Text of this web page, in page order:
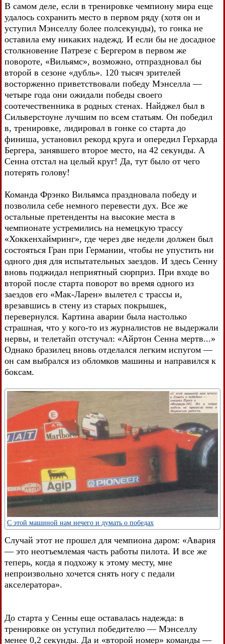
В самом деле, если в тренировке чемпиону мира еще
удалось сохранить место в первом ряду (хотя он и
уступил Мэнселлу более полсекунды), то гонка не
оставила ему никаких надежд. И если бы не досадное
столкновение Патрезе с Бергером в первом же
повороте, «Вильямс», возможно, отпраздновал бы
второй в сезоне «дубль». 120 тысяч зрителей
восторженно приветствовали победу Мэнселла —
четыре года они ожидали победы своего
соотечественника в родных стенах. Найджел был в
Сильверстоуне лучшим по всем статьям. Он победил
в, тренировке, лидировал в гонке со старта до
финиша, установил рекорд круга и опередил Герхарда
Бергера, занявшего второе место, на 42 секунды. А
Сенна отстал на целый круг! Да, тут было от чего
потерять голову!
Команда Фрэнко Вильямса праздновала победу и
позволила себе немного перевести дух. Все же
остальные претенденты на высокие места в
чемпионате устремились на немецкую трассу
«Хоккенхаймринг», где через две недели должен был
состояться Гран при Германии, чтобы не упустить ни
одного дня для испытательных заездов. И здесь Сенну
вновь поджидал неприятный сюрприз. При входе во
второй после старта поворот во время одного из
заездов его «Мак-Ларен» вылетел с трассы и,
врезавшись в стену из старых покрышек,
перевернулся. Картина аварии была настолько
страшная, что у кого-то из журналистов не выдержали
нервы, и телетайп отстучал: «Айртон Сенна мертв...»
Однако бразилец вновь отделался легким испугом —
он сам выбрался из обломков машины и направился к
боксам.
С этой машиной нам нечего и думать о победах
Случай этот не прошел для чемпиона даром: «Авария
— это неотъемлемая часть работы пилота. И все же
теперь, когда я подхожу к этому месту, мне
непроизвольно хочется снять ногу с педали
акселератора».
До старта у Сенны еще оставалась надежда: в
тренировке он уступил победителю — Мэнселлу
менее 0,2 секунды. Да и «второй номер» команды —